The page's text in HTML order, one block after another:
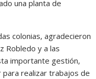
una planta de
colonias, agradecieron
Robledo y a las
importante gestión,
para realizar trabajos de